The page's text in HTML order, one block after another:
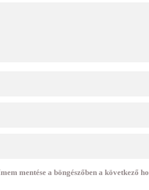
mentése a böngészőben a következő